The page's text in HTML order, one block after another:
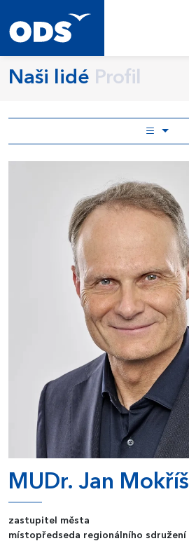
Naši lidé Profil
MUDr. Jan Mokříš
zastupitel města
místopředseda regionálního sdružení